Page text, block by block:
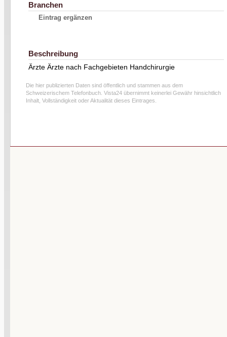
Branchen
Eintrag ergänzen
Beschreibung
Ärzte Ärzte nach Fachgebieten Handchirurgie
Die hier publizierten Daten sind öffentlich und stammen aus dem
Schweizerischem Telefonbuch. Vista24 übernimmt keinerlei Gewähr hinsichtlich
Inhalt, Vollständigkeit oder Aktualität dieses Eintrages.